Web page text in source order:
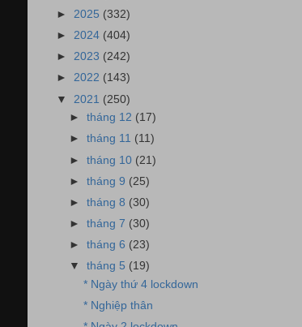
► 2025 (332)
► 2024 (404)
► 2023 (242)
► 2022 (143)
▼ 2021 (250)
►tháng 12 (17)
►tháng 11 (11)
►tháng 10 (21)
►tháng 9 (25)
►tháng 8 (30)
►tháng 7 (30)
►tháng 6 (23)
▼tháng 5 (19)
* Ngày thứ 4 lockdown
* Nghiệp thân